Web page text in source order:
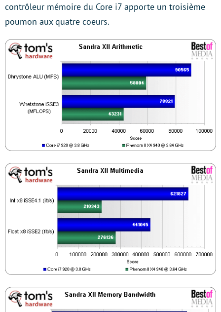
contrôleur mémoire du Core i7 apporte un troisième
poumon aux quatre coeurs.